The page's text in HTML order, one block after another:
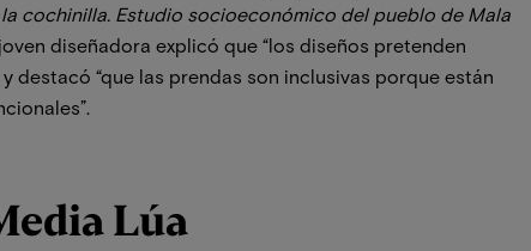
cochinilla. Estudio socioeconómico del pueblo de Mala
diseñadora explicó que “los diseños pretenden
destacó “que las prendas son inclusivas porque están
Lúa